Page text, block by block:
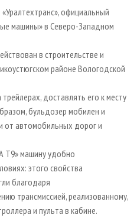
официальный
машины» в Северо-Западном
в строительстве и
районе Вологодской
доставлять его к месту
бульдозер мобилен и
от автомобильных дорог и
Т9» машину удобно
этого свойства
благодаря
трансмиссией, реализованному,
и пульта в кабине.